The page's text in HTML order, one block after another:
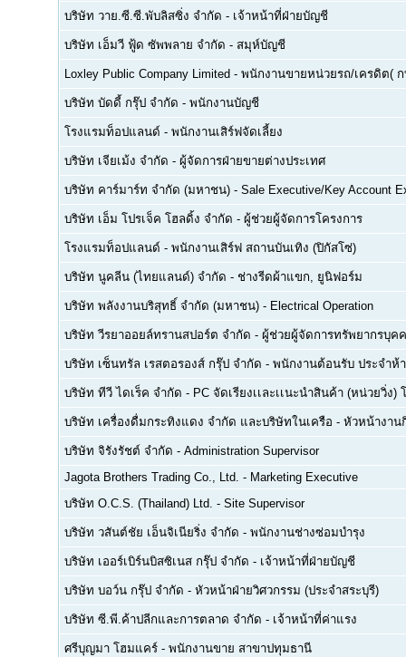
บริษัท วาย.ซี.ซี.พับลิสซิ่ง จำกัด - เจ้าหน้าที่ฝ่ายบัญชี
บริษัท เอ็มวี ฟู้ด ซัพพลาย จำกัด - สมุห์บัญชี
Loxley Public Company Limited - พนักงานขายหน่วยรถ/เครดิต(
บริษัท บัดดี้ กรุ๊ป จำกัด - พนักงานบัญชี
โรงแรมท็อปแลนด์ - พนักงานเสิร์ฟจัดเลี้ยง
บริษัท เจียเม้ง จำกัด - ผู้จัดการฝ่ายขายต่างประเทศ
บริษัท คาร์มาร์ท จำกัด (มหาชน) - Sale Executive/Key Account
บริษัท เอ็ม โปรเจ็ค โฮลดิ้ง จำกัด - ผู้ช่วยผู้จัดการโครงการ
โรงแรมท็อปแลนด์ - พนักงานเสิร์ฟ สถานบันเทิง (ปิกัสโซ่)
บริษัท นูคลีน (ไทยแลนด์) จำกัด - ช่างรีดผ้าแขก, ยูนิฟอร์ม
บริษัท พลังงานบริสุทธิ์ จำกัด (มหาชน) - Electrical Operation
บริษัท วีรยาออยล์ทรานสปอร์ต จำกัด - ผู้ช่วยผู้จัดการทรัพยากรบุค
บริษัท เซ็นทรัล เรสตอรองส์ กรุ๊ป จำกัด - พนักงานต้อนรับ ประจำห้
บริษัท ทีวี ไดเร็ค จำกัด - PC จัดเรียงเเละเเนะนำสินค้า (หน่วยวิ่ง
บริษัท เครื่องดื่มกระทิงแดง จำกัด และบริษัทในเครือ - หัวหน้างาน
บริษัท จิรังรัชต์ จำกัด - Administration Supervisor
Jagota Brothers Trading Co., Ltd. - Marketing Executive
บริษัท O.C.S. (Thailand) Ltd. - Site Supervisor
บริษัท วสันต์ชัย เอ็นจิเนียริ่ง จำกัด - พนักงานช่างซ่อมบำรุง
บริษัท เออร์เบิร์นบิสซิเนส กรุ๊ป จำกัด - เจ้าหน้าที่ฝ่ายบัญชี
บริษัท บอว์น กรุ๊ป จำกัด - หัวหน้าฝ่ายวิศวกรรม (ประจำสระบุรี)
บริษัท ซี.พี.ค้าปลีกและการตลาด จำกัด - เจ้าหน้าที่ค่าแรง
ศรีบุญมา โฮมแคร์ - พนักงานขาย สาขาปทุมธานี